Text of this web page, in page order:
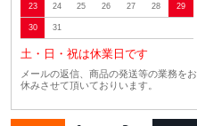
23 24 25 26 27 28 29
30 31
土・日・祝は休業日です
メールの返信、商品の発送等の業務をお
休みさせて頂いておりいます。